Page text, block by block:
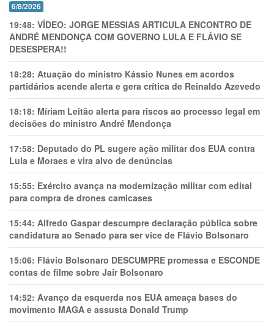
6/8/2026
19:48: VÍDEO: JORGE MESSIAS ARTICULA ENCONTRO DE
ANDRÉ MENDONÇA COM GOVERNO LULA E FLÁVIO SE
DESESPERA!!
18:28: Atuação do ministro Kássio Nunes em acordos
partidários acende alerta e gera crítica de Reinaldo Azevedo
18:18: Míriam Leitão alerta para riscos ao processo legal em
decisões do ministro André Mendonça
17:58: Deputado do PL sugere ação militar dos EUA contra
Lula e Moraes e vira alvo de denúncias
15:55: Exército avança na modernização militar com edital
para compra de drones camicases
15:44: Alfredo Gaspar descumpre declaração pública sobre
candidatura ao Senado para ser vice de Flávio Bolsonaro
15:06: Flávio Bolsonaro DESCUMPRE promessa e ESCONDE
contas de filme sobre Jair Bolsonaro
14:52: Avanço da esquerda nos EUA ameaça bases do
movimento MAGA e assusta Donald Trump